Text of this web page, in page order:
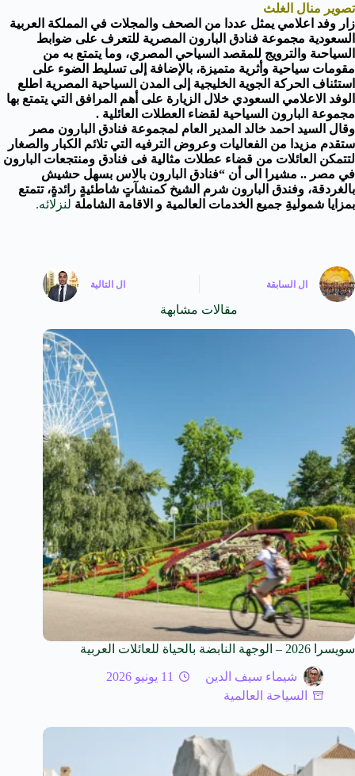
تصوير منال الغلث
زار وفد اعلامي يمثل عددا من الصحف والمجلات في المملكة العربية
السعودية مجموعة فنادق البارون المصرية للتعرف على ضوابط
السياحىة والترويج للمقصد السياحي المصري، وما يتمتع به من
مقومات سياحية وأثرية متميزة، بالإضافة إلى تسليط الضوء على
استئناف الحركة الجوية الخليجية إلى المدن السياحية المصرية اطلع
الوفد الاعلامي السعودي خلال الزيارة على أهم المرافق التي يتمتع بها
مجموعة البارون السياحية لقضاء العطلات العائلية .
وقال السيد احمد خالد المدير العام لمجموعة فنادق البارون مصر
ستقدم مزيدا من الفعاليات وعروض الترفيه التي تلائم الكبار والصغار
لتتمكن العائلات من قضاء عطلات مثالية فى فنادق ومنتجعات البارون
في مصر .. مشيرا الى أن “فنادق البارون بالاس بسهل حشيش
بالغردقة، وفندق البارون شرم الشيخ كمنشآتٍ شاطئيةٍ رائدةٍ، تتمتع
بمزايا شموليةِ جميع الخدمات العالمية و الاقامة الشاملة لنزلائه.
ال السابقة ال التالية
مقالات مشابهة
سويسرا 2026 – الوجهة النابضة بالحياة للعائلات العربية
شيماء سيف الدين
11 يونيو 2026
السياحة العالمية